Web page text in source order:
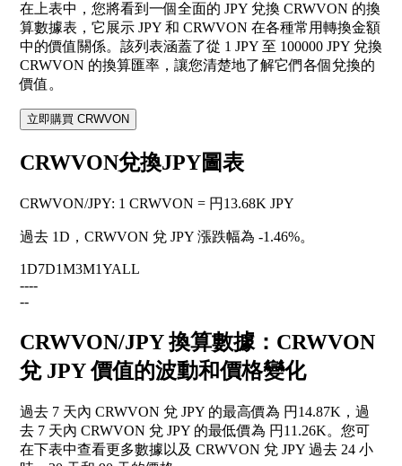
在上表中，您將看到一個全面的 JPY 兌換 CRWVON 的換
算數據表，它展示 JPY 和 CRWVON 在各種常用轉換金額
中的價值關係。該列表涵蓋了從 1 JPY 至 100000 JPY 兌換
CRWVON 的換算匯率，讓您清楚地了解它們各個兌換的
價值。
立即購買 CRWVON
CRWVON兌換JPY圖表
CRWVON/JPY: 1 CRWVON = 円13.68K JPY
過去 1D，CRWVON 兌 JPY 漲跌幅為 -1.46%。
1D7D1M3M1YALL
----
--
CRWVON/JPY 換算數據：CRWVON
兌 JPY 價值的波動和價格變化
過去 7 天內 CRWVON 兌 JPY 的最高價為 円14.87K，過
去 7 天內 CRWVON 兌 JPY 的最低價為 円11.26K。您可
在下表中查看更多數據以及 CRWVON 兌 JPY 過去 24 小